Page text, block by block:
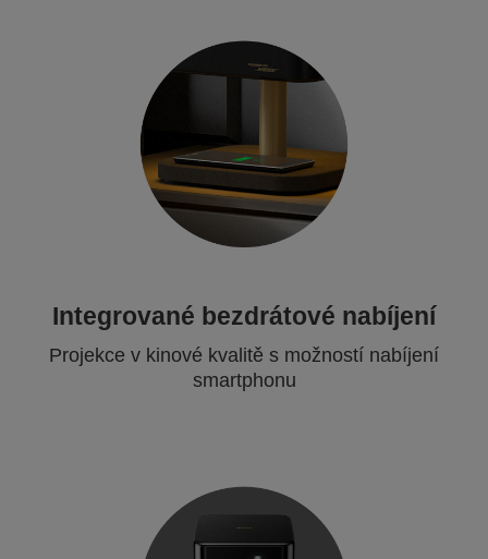
Integrované bezdrátové nabíjení
Projekce v kinové kvalitě s možností nabíjení
smartphonu